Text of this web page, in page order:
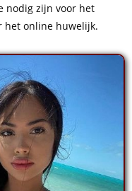
nodig zijn voor het
het online huwelijk.